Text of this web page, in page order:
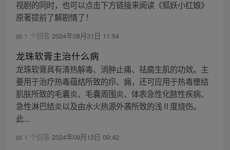
视剧的同时，也可以点击下方链接来阅读《狐妖小红娘》
原著提前了解剧情了！
1 个回答 2024年08月31日 11:54
龙珠软膏主治什么病
龙珠软膏具有清热解毒、消肿止痛、祛腐生肌的功效。主
要用于治疗热毒蕴结所致的疖、痈，还可应用于热毒壅结
肌肤所致的毛囊炎、毛囊周围炎、体表急性化脓性疾病、
急性淋巴结炎以及由水火热源外袭所致的浅Ⅱ度烧伤。
此...
1 个回答 2024年09月13日 09:42